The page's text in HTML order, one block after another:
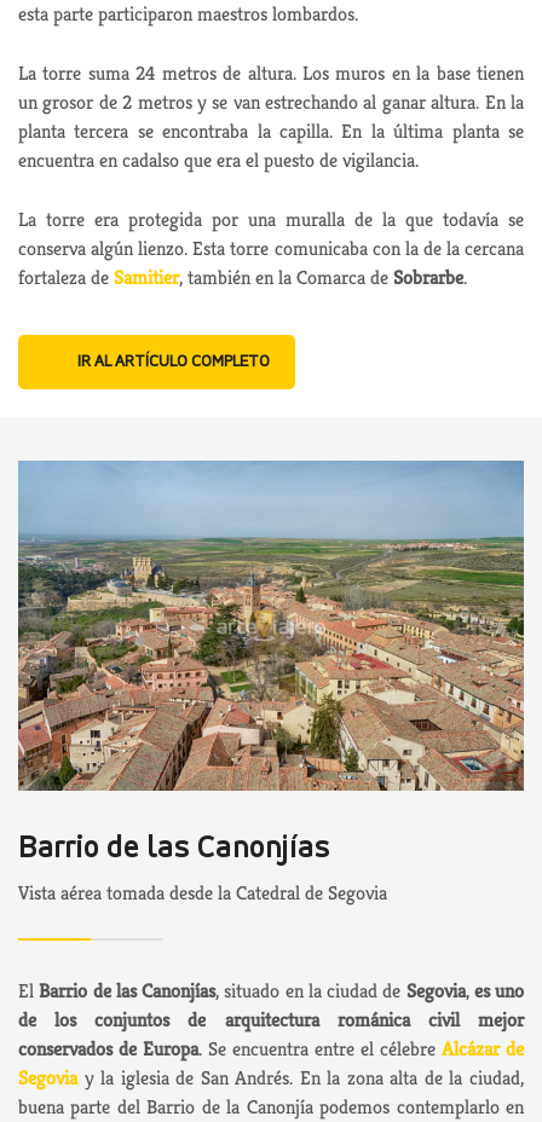
esta parte participaron maestros lombardos.
La torre suma 24 metros de altura. Los muros en la base tienen
un grosor de 2 metros y se van estrechando al ganar altura. En la
planta tercera se encontraba la capilla. En la última planta se
encuentra en cadalso que era el puesto de vigilancia.
La torre era protegida por una muralla de la que todavía se
conserva algún lienzo. Esta torre comunicaba con la de la cercana
fortaleza deSamitier, también en la Comarca deSobrarbe.
IR AL ARTÍCULO COMPLETO
Barrio de las Canonjías
Vista aérea tomada desde la Catedral de Segovia
ElBarrio de las Canonjías, situado en la ciudad de Segovia,es uno
de los conjuntos de arquitectura románica civil mejor
conservados de Europa. Se encuentra entre el célebre Alcázar de
Segovia y la iglesia de San Andrés. En la zona alta de la ciudad,
buena parte del Barrio de la Canonjía podemos contemplarlo en